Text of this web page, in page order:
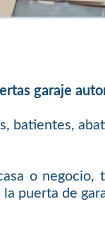
garaje
batientes,
o
puerta de